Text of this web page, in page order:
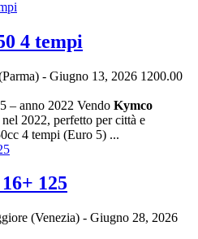
4 tempi
- Giugno 13, 2026 1200.00
– anno 2022 Vendo Kymco
2022, perfetto per città e
4 tempi (Euro 5) ...
125
(Venezia) - Giugno 28, 2026